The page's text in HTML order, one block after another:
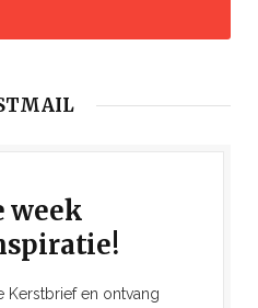
week
Kerstbrief en ontvang